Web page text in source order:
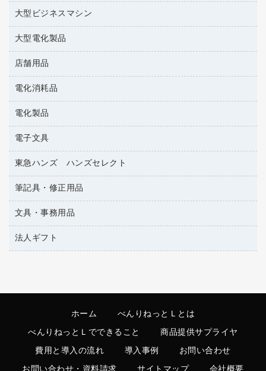
統一伝票用ファイル
背幅が伸びるファイル
板目表紙・綴込表紙
名刺整理用品
ゴミ袋
スポーツ・レジャー用品
スリッパ・サンダル・シューズ
その他雑貨
ダストボックス
ティッシュペーパー
トイレットペーパー
ハンドソープ・石鹸
ペーパータオル
飲食雑貨用品
洗濯用品
掃除用洗剤
設計・製図用品
大型ビジネスマシン
プリンタ
大型電化製品
テレビ・ＡＶ機器
冷蔵庫・キッチン・調理家電
店舗用品
ＰＯＰ用品
カウンター／お会計用品
サイン・看板用品
ディスプレイ用品
レジ・ポリ袋
陳列什器
店舗運営用品
電化消耗品
アルバム
デスクライト
フィルム・カメラ用品
懐中電灯・ライト
各種テープ
電球・蛍光灯
電化製品
ＡＶ機器・アクセサリー
ＯＡタップ／延長コード
キッチン・調理家電
その他電化製品
空調・季節家電
電子文具
その他電子文具
ラベルテープ
ラベルライター
電卓
東急ハンズ ハンズセレクト
東急ハンズ
筆記具・修正用品
シャープペンシル
シャープペンシル用替芯
ボールペン（ゲルインク）
文具・事務用品
カッター
ステープラー本体
ステープル針
スプレーのり クリーナー
セロハンテープ
その他文具
法人ギフト
高島屋（食品・飲料）
ホーム べんりねっとＬとは
べんりねっとＬでできること 商品提供サプライヤ
費用と導入の流れ 導入事例 お問い合わせ